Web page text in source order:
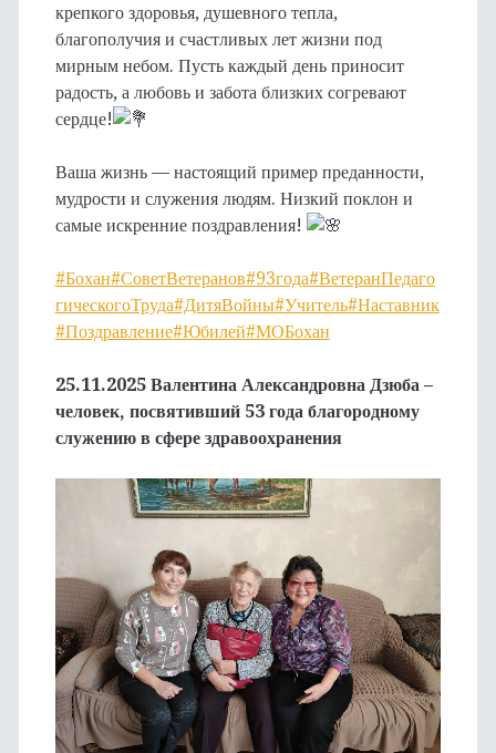
крепкого здоровья, душевного тепла,
благополучия и счастливых лет жизни под
мирным небом. Пусть каждый день приносит
радость, а любовь и забота близких согревают
сердце!
Ваша жизнь — настоящий пример преданности,
мудрости и служения людям. Низкий поклон и
самые искренние поздравления!
#Бохан#СоветВетеранов#93года#ВетеранПедаго
гическогоТруда#ДитяВойны#Учитель#Наставник
#Поздравление#Юбилей#МОБохан
25.11.2025 Валентина Александровна Дзюба –
человек, посвятивший 53 года благородному
служению в сфере здравоохранения